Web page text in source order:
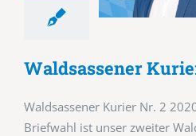
Waldsassener
Waldsassener Kurier Nr. 2
Briefwahl ist unser zweiter